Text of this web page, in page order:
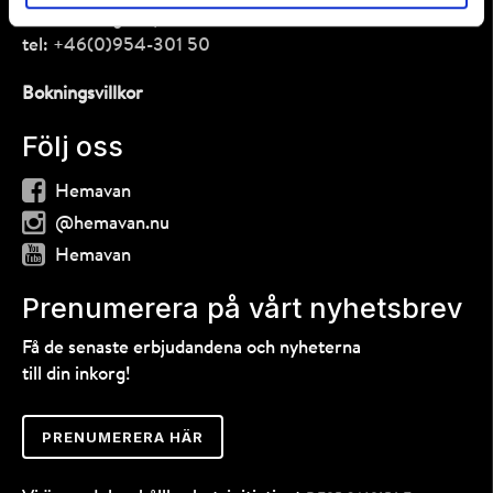
tel: +46(0)954-301 50
Bokningsvillkor
Följ oss
Hemavan
@hemavan.nu
Hemavan
Prenumerera på vårt nyhetsbrev
Få de senaste erbjudandena och nyheterna
till din inkorg!
PRENUMERERA HÄR